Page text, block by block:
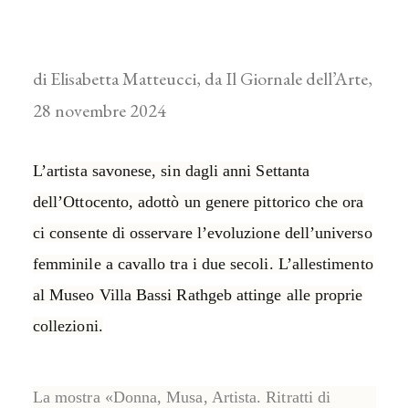
di Elisabetta Matteucci, da Il Giornale dell’Arte,
28 novembre 2024
L’artista savonese, sin dagli anni Settanta
dell’Ottocento, adottò un genere pittorico che ora
ci consente di osservare l’evoluzione dell’universo
femminile a cavallo tra i due secoli. L’allestimento
al Museo Villa Bassi Rathgeb attinge alle proprie
collezioni.
La mostra «Donna, Musa, Artista. Ritratti di